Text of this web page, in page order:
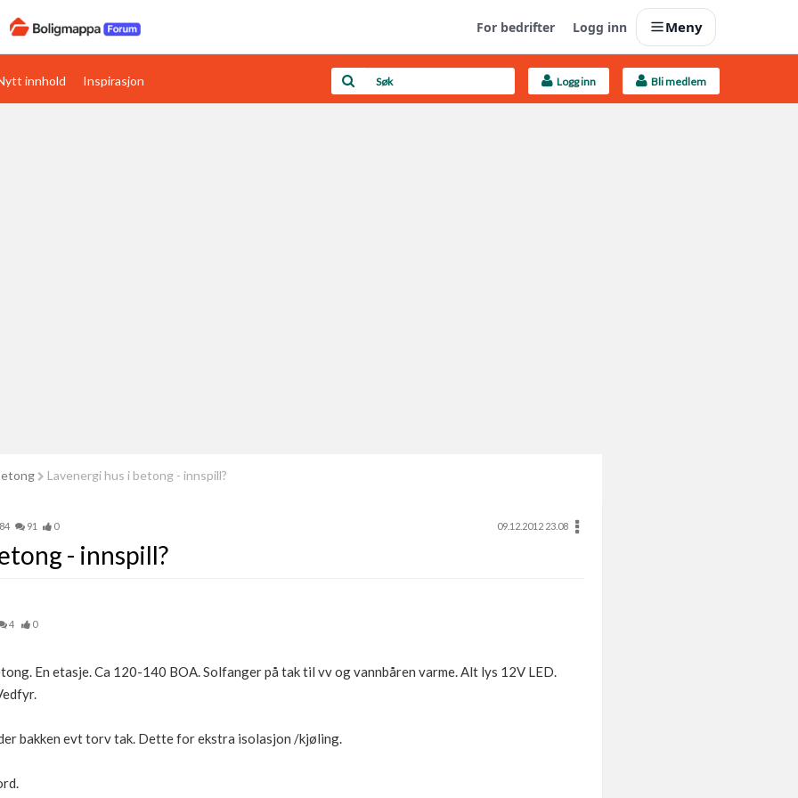
For bedrifter Logg inn Meny
Boligens papirer Last opp selv
innhold Inspirasjon Logg inn Bli medlem
Lavenergi hus i betong - innspill?
91 0 09.12.2012 23.08
- innspill?
4 0
En etasje. Ca 120-140 BOA. Solfanger på tak til vv og vannbåren varme. Alt lys 12V LED.
bakken evt torv tak. Dette for ekstra isolasjon /kjøling.